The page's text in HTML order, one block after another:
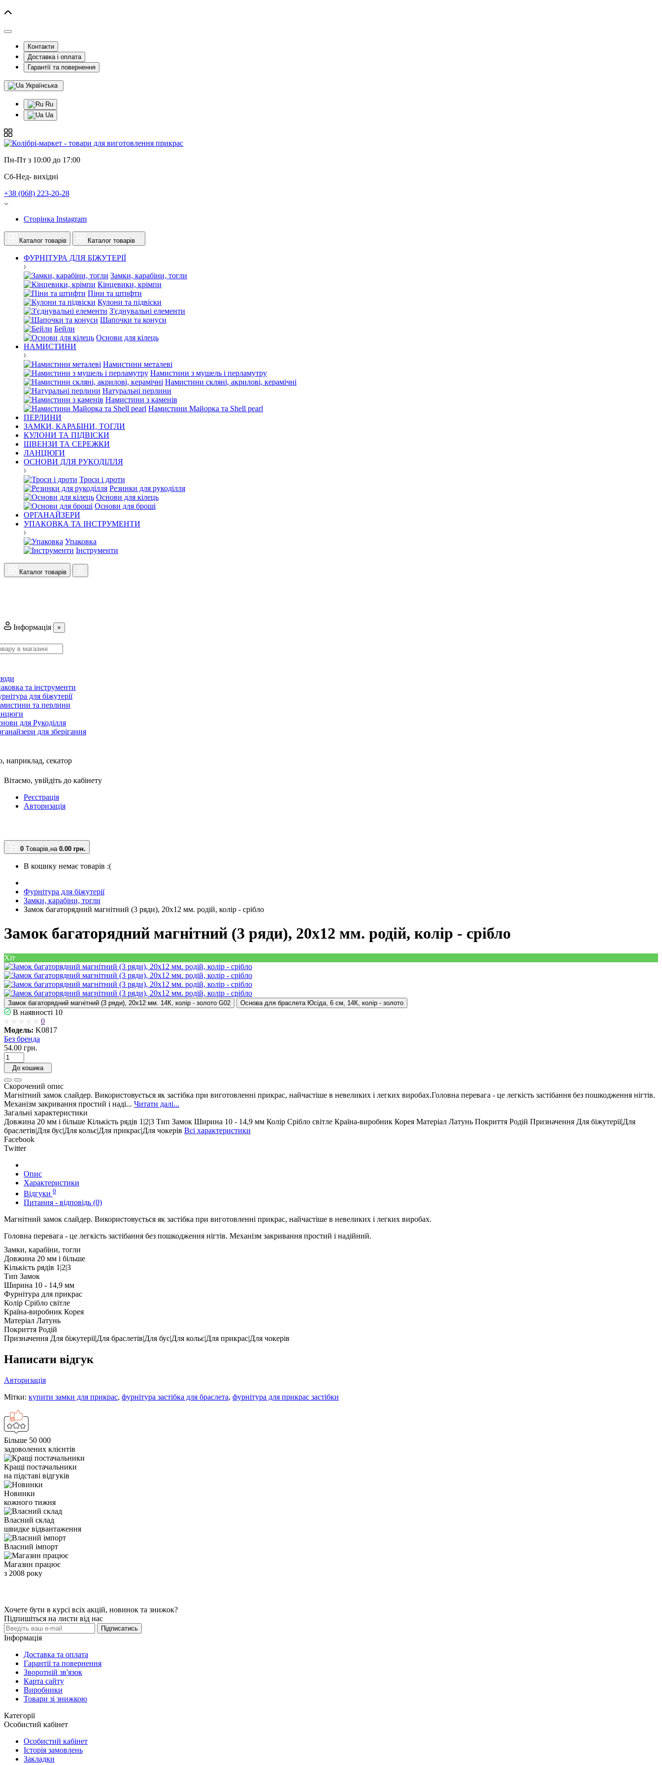
Контакти
Доставка і оплата
Гарантії та повернення
Українська
Ru
Ua
Пн-Пт з 10:00 до 17:00
Сб-Нед- вихідні
+38 (068) 223-20-28
Сторінка Instagram
Каталог товарів Каталог товарів
ФУРНІТУРА ДЛЯ БІЖУТЕРІЇ
Замки, карабіни, тогли
Кінцевики, крімпи
Піни та штифти
Кулони та підвіски
З'єднувальні елементи
Шапочки та конуси
Бейли
Основи для кілець
НАМИСТИНИ
Намистини металеві
Намистини з мушель і перламутру
Намистини скляні, акрилові, керамічні
Натуральні перлини
Намистини з каменів
Намистини Майорка та Shell pearl
ПЕРЛИНИ
ЗАМКИ, КАРАБІНИ, ТОГЛИ
КУЛОНИ ТА ПІДВІСКИ
ШВЕНЗИ ТА СЕРЕЖКИ
ЛАНЦЮГИ
ОСНОВИ ДЛЯ РУКОДІЛЛЯ
Троси і дроти
Резинки для рукоділля
Основи для кілець
Основи для броші
ОРГАНАЙЗЕРИ
УПАКОВКА ТА ІНСТРУМЕНТИ
Упаковка
Інструменти
Каталог товарів
Інформація ×
та інструменти
для біжутерії
та перлини
для Рукоділля
для зберігання
наприклад, секатор
Вітаємо, увійдіть до кабінету
Реєстрація
Авторизація
0 Tоварів,на 0.00 грн.
В кошику немає товарів :(
Фурнітура для біжутерії
Замки, карабіни, тогли
Замок багаторядний магнітний (3 ряди), 20х12 мм. родій, колір - срібло
Замок багаторядний магнітний (3 ряди), 20х12 мм. родій, колір - срібло
Хіт
Замок багаторядний магнітний (3 ряди), 20х12 мм. 14К, колір - золото G02 Основа для браслета Юсіда, 6 см, 14К, колір - золото
В наявності 10
0
Модель: K0817
Без бренда
54.00 грн.
До кошика
Скорочений опис
Магнітний замок слайдер. Використовується як застібка при виготовленні прикрас, найчастіше в невеликих і легких виробах.Головна перевага - це легкість застібання без пошкодження нігтів.
Механізм закривання простий і наді... Читати далі...
Загальні характеристики
Довжина 20 мм і більше Кількість рядів 1|2|3 Тип Замок Ширина 10 - 14,9 мм Колір Срібло світле Країна-виробник Корея Матеріал Латунь Покриття Родій Призначення Для біжутерії|Для
браслетів|Для бус|Для кольє|Для прикрас|Для чокерів Всі характеристики
Facebook
Twitter
Опис
Характеристики
Відгуки 0
Питання - відповідь (0)
Магнітний замок слайдер. Використовується як застібка при виготовленні прикрас, найчастіше в невеликих і легких виробах.
Головна перевага - це легкість застібання без пошкодження нігтів. Механізм закривання простий і надійний.
Замки, карабіни, тогли
Довжина 20 мм і більше
Кількість рядів 1|2|3
Тип Замок
Ширина 10 - 14,9 мм
Фурнітура для прикрас
Колір Срібло світле
Країна-виробник Корея
Матеріал Латунь
Покриття Родій
Призначення Для біжутерії|Для браслетів|Для бус|Для кольє|Для прикрас|Для чокерів
Написати відгук
Авторизація
Мітки: купити замки для прикрас, фурнітура застібка для браслета, фурнітура для прикрас застібки
Більше 50 000
задоволених клієнтів
Кращі постачальники
на підставі відгуків
Новинки
кожного тижня
Власний склад
швидке відвантаження
Власний імпорт
Магазин працює
з 2008 року
Хочете бути в курсі всіх акцій, новинок та знижок?
Підпишіться на листи від нас
Підписатись
Інформація
Доставка та оплата
Гарантії та повернення
Зворотній зв'язок
Карта сайту
Виробники
Товари зі знижкою
Категорії
Особистий кабінет
Особистий кабінет
Історія замовлень
Закладки